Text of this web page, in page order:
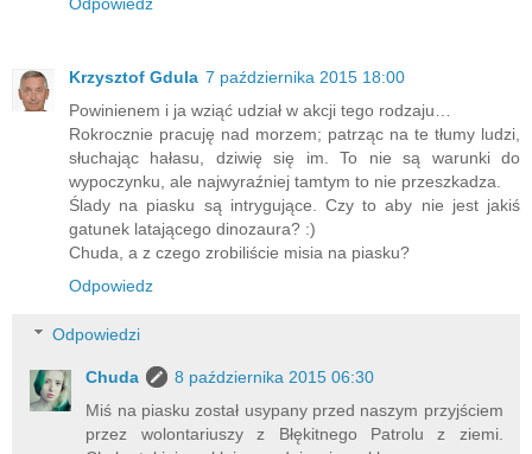
Krzysztof Gdula 7 października 2015 18:00
Powinienem i ja wziąć udział w akcji tego rodzaju…
Rokrocznie pracuję nad morzem; patrząc na te tłumy ludzi,
słuchając hałasu, dziwię się im. To nie są warunki do
wypoczynku, ale najwyraźniej tamtym to nie przeszkadza.
Ślady na piasku są intrygujące. Czy to aby nie jest jakiś
gatunek latającego dinozaura? :)
Chuda, a z czego zrobiliście misia na piasku?
Odpowiedz
Odpowiedzi
Chuda
8 października 2015 06:30
Miś na piasku został usypany przed naszym przyjściem
przez wolontariuszy z Błękitnego Patrolu z ziemi.